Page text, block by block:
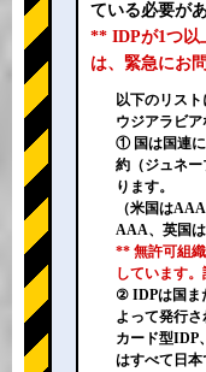
ている必要が
** IDPが1つ以
は、緊急にお
以下のリス
ウジアラビア
① 国は国連に
約（ジュネー
ります。
（米国は
AAA、英国は
** 無許可組
しています
② IDPは国ま
よって発行さ
カード型IDP
はすべて日本